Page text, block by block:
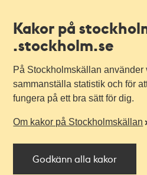
Kakor på
.stockholm.se
På Stockholmskällan använder
sammanställa statistik och för
fungera på ett bra sätt för dig.
Om kakor på Stockholmskällan
Godkänn alla kakor